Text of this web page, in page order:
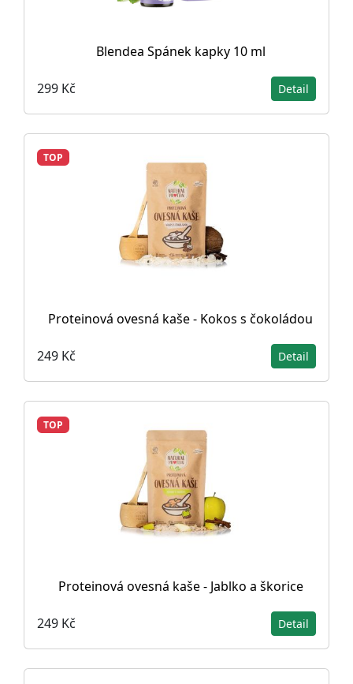
Blendea Spánek kapky 10 ml
299 Kč Detail
TOP
Proteinová ovesná kaše - Kokos s čokoládou
249 Kč Detail
TOP
Proteinová ovesná kaše - Jablko a škorice
249 Kč Detail